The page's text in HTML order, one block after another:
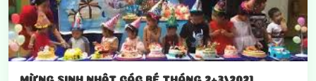
MỪNG SINH NHẬT CÁC BÉ THÁNG 2+3/2021